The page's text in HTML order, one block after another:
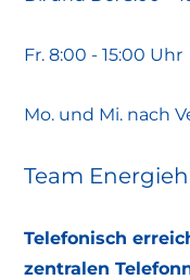
Fr. 8:00 - 15:00 Uhr
Mo. und Mi. nach
Team
Telefonisch
zentralen